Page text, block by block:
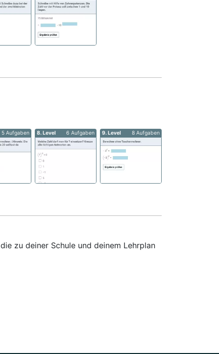
5 Aufgaben 8. Level 6 Aufgaben 9. Level 8 Aufgaben
zu deiner Schule und deinem Lehrplan